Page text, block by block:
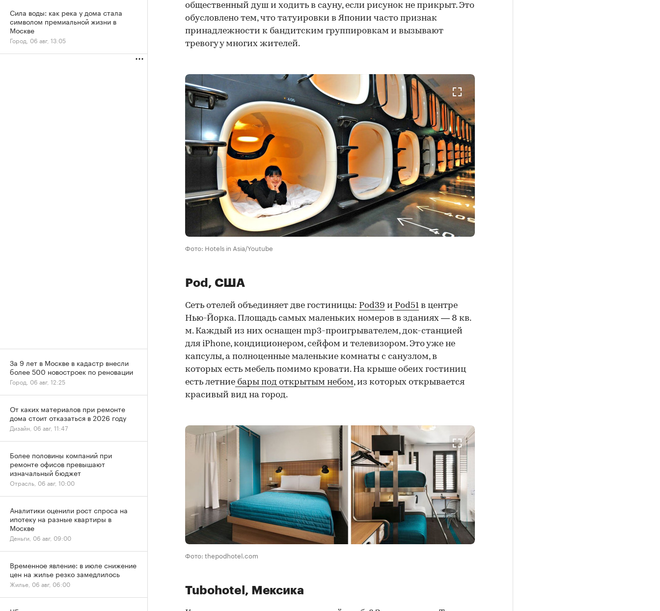
общественный душ и ходить в сауну, если рисунок не прикрыт. Это
обусловлено тем, что татуировки в Японии часто признак
принадлежности к бандитским группировкам и вызывают
тревогу у многих жителей.
Фото: Hotels in Asia/Youtube
Pod, США
Сеть отелей объединяет две гостиницы: Pod39 и Pod51 в центре
Нью-Йорка. Площадь самых маленьких номеров в зданиях — 8 кв.
м. Каждый из них оснащен mp3-проигрывателем, док-станцией
для iPhone, кондиционером, сейфом и телевизором. Это уже не
капсулы, а полноценные маленькие комнаты с санузлом, в
которых есть мебель помимо кровати. На крыше обеих гостиниц
есть летние бары под открытым небом, из которых открывается
красивый вид на город.
Фото: thepodhotel.com
Tubohotel, Мексика
Сила воды: как река у дома стала
символом премиальной жизни в
Москве
Город, 06 авг, 13:05
За 9 лет в Москве в кадастр внесли
более 500 новостроек по реновации
Город, 06 авг, 12:25
От каких материалов при ремонте
дома стоит отказаться в 2026 году
Дизайн, 06 авг, 11:47
Более половины компаний при
ремонте офисов превышают
изначальный бюджет
Отрасль, 06 авг, 10:00
Аналитики оценили рост спроса на
ипотеку на разные квартиры в
Москве
Деньги, 06 авг, 09:00
Временное явление: в июле снижение
цен на жилье резко замедлилось
Жилье, 06 авг, 06:00